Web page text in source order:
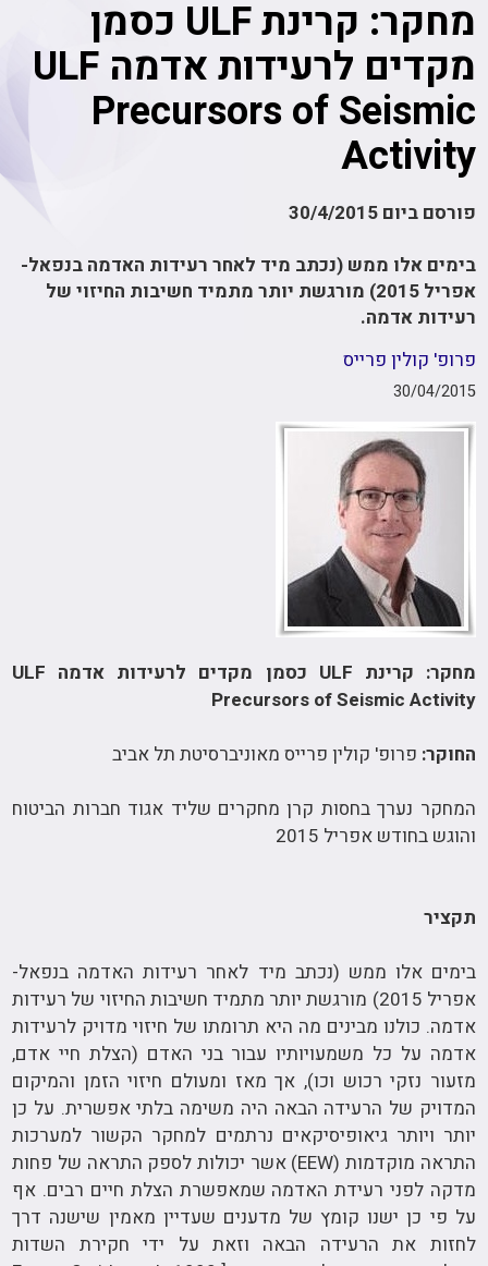
מחקר: קרינת ULF כסמן
מקדים לרעידות אדמה ULF
Precursors of Seismic
Activity
פורסם ביום 30/4/2015
בימים אלו ממש (נכתב מיד לאחר רעידות האדמה בנפאל-
אפריל 2015) מורגשת יותר מתמיד חשיבות החיזוי של
רעידות אדמה.
פרופ' קולין פרייס
30/04/2015
מחקר: קרינת ULF כסמן מקדים לרעידות אדמה ULF
Precursors of Seismic Activity
החוקר: פרופ' קולין פרייס מאוניברסיטת תל אביב
המחקר נערך בחסות קרן מחקרים שליד אגוד חברות הביטוח
והוגש בחודש אפריל 2015
תקציר
בימים אלו ממש (נכתב מיד לאחר רעידות האדמה בנפאל-
אפריל 2015) מורגשת יותר מתמיד חשיבות החיזוי של רעידות
אדמה. כולנו מבינים מה היא תרומתו של חיזוי מדויק לרעידות
אדמה על כל משמעויותיו עבור בני האדם (הצלת חיי אדם,
מזעור נזקי רכוש וכו), אך מאז ומעולם חיזוי הזמן והמיקום
המדויק של הרעידה הבאה היה משימה בלתי אפשרית. על כן
יותר ויותר גיאופיסיקאים נרתמים למחקר הקשור למערכות
התראה מוקדמות (EEW) אשר יכולות לספק התראה של פחות
מדקה לפני רעידת האדמה שמאפשרת הצלת חיים רבים. אף
על פי כן ישנו קומץ של מדענים שעדיין מאמין שישנה דרך
לחזות את הרעידה הבאה וזאת על ידי חקירת השדות